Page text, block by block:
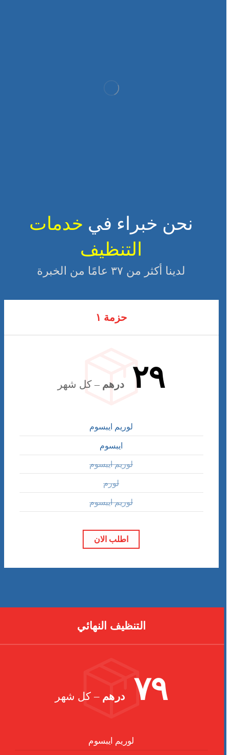
نحن خبراء في خدمات
التنظيف
لدينا أكثر من ٣٧ عامًا من الخبرة
حزمة ١
٢٩ درهم – كل شهر
لوريم ايبسوم
ايبسوم
لوريم ايبسوم
لورم
لوريم ايبسوم
اطلب الان
التنظيف النهائي
٧٩ درهم– كل شهر
لوريم ايبسوم